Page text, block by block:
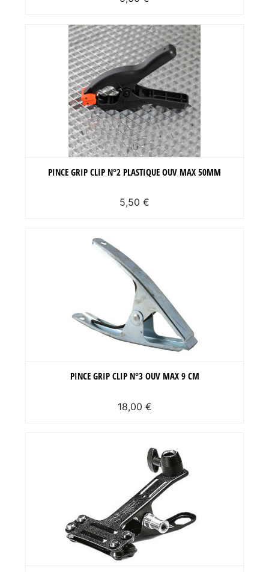
PINCE GRIP CLIP N°2 PLASTIQUE OUV MAX 50MM
5,50 €
PINCE GRIP CLIP N°3 OUV MAX 9 CM
18,00 €